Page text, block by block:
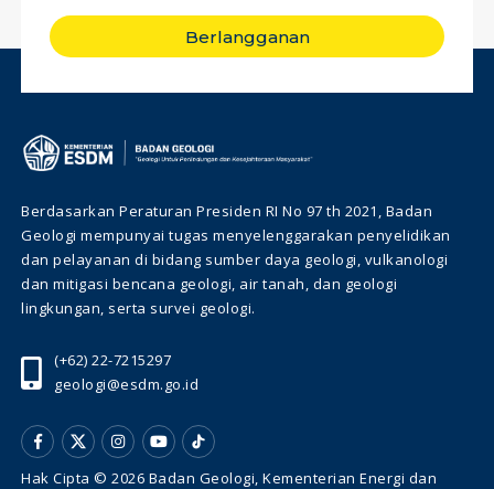
Berlangganan
Berdasarkan Peraturan Presiden RI No 97 th 2021, Badan
Geologi mempunyai tugas menyelenggarakan penyelidikan
dan pelayanan di bidang sumber daya geologi, vulkanologi
dan mitigasi bencana geologi, air tanah, dan geologi
lingkungan, serta survei geologi.
(+62) 22-7215297
geologi@esdm.go.id
Hak Cipta © 2026 Badan Geologi, Kementerian Energi dan